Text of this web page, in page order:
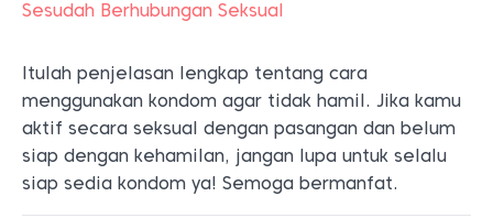
Sesudah Berhubungan Seksual
Itulah penjelasan lengkap tentang cara
menggunakan kondom agar tidak hamil. Jika kamu
aktif secara seksual dengan pasangan dan belum
siap dengan kehamilan, jangan lupa untuk selalu
siap sedia kondom ya! Semoga bermanfat.